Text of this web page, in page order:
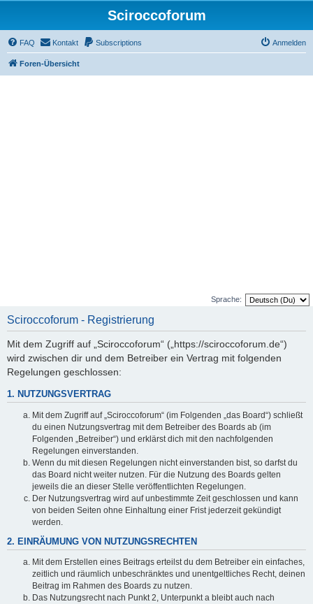
Sciroccoforum
FAQ Kontakt Subscriptions Anmelden
Foren-Übersicht
Sprache:
Sciroccoforum - Registrierung
Mit dem Zugriff auf „Sciroccoforum“ („https://sciroccoforum.de“)
wird zwischen dir und dem Betreiber ein Vertrag mit folgenden
Regelungen geschlossen:
1. NUTZUNGSVERTRAG
Mit dem Zugriff auf „Sciroccoforum“ (im Folgenden „das Board“) schließt
du einen Nutzungsvertrag mit dem Betreiber des Boards ab (im
Folgenden „Betreiber“) und erklärst dich mit den nachfolgenden
Regelungen einverstanden.
Wenn du mit diesen Regelungen nicht einverstanden bist, so darfst du
das Board nicht weiter nutzen. Für die Nutzung des Boards gelten
jeweils die an dieser Stelle veröffentlichten Regelungen.
Der Nutzungsvertrag wird auf unbestimmte Zeit geschlossen und kann
von beiden Seiten ohne Einhaltung einer Frist jederzeit gekündigt
werden.
2. EINRÄUMUNG VON NUTZUNGSRECHTEN
Mit dem Erstellen eines Beitrags erteilst du dem Betreiber ein einfaches,
zeitlich und räumlich unbeschränktes und unentgeltliches Recht, deinen
Beitrag im Rahmen des Boards zu nutzen.
Das Nutzungsrecht nach Punkt 2, Unterpunkt a bleibt auch nach